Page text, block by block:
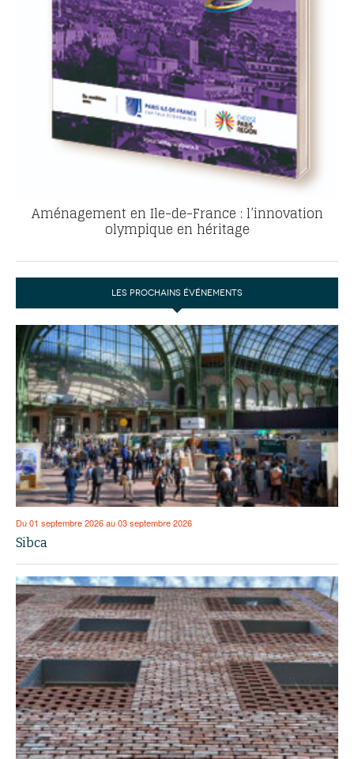
Aménagement en Ile-de-France : l’innovation
olympique en héritage
LES PROCHAINS ÉVÉNEMENTS
Du 01 septembre 2026 au 03 septembre 2026
Sibca